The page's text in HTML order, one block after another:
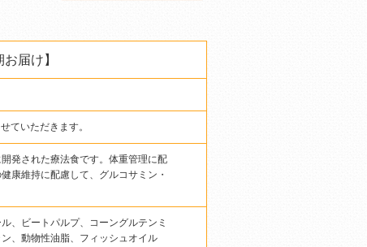
届け】
ていただきます。
発された療法食です。体重管理に配
康維持に配慮して、グルコサミン・
、ビートパルプ、コーングルテンミ
、動物性油脂、フィッシュオイル